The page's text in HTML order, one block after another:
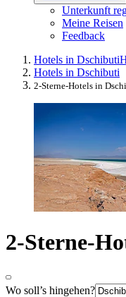
Unterkunft
Meine Reisen
Feedback
Hotels in Dschibuti
Hotels in Dschibuti
2-Sterne-Hotels in
2-Sterne-
Wo soll’s hingehen?